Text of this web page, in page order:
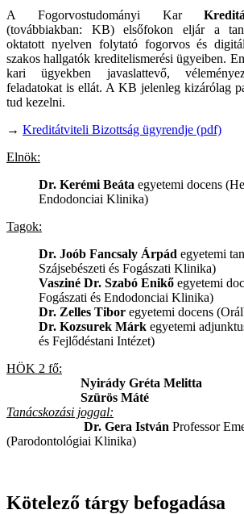
A Fogorvostudományi Kar
(továbbiakban: KB) elsőfokon eljár a
oktatott nyelven folytató fogorvos és
szakos hallgatók kreditelismerési ügyeiben.
kari ügyekben javaslattevő,
feladatokat is ellát. A KB jelenleg kizárólag
tud kezelni.
→ Kreditátviteli Bizottság ügyrendje (pdf)
Elnök:
Dr. Kerémi Beáta egyetemi docens
Endodonciai Klinika)
Tagok:
Dr. Joób Fancsaly Árpád egyetemi
Szájsebészeti és Fogászati Klinika)
Vasziné Dr. Szabó Enikő egyetemi
Fogászati és Endodonciai Klinika)
Dr. Zelles Tibor egyetemi docens
Dr. Kozsurek Márk egyetemi
és Fejlődéstani Intézet)
HÖK 2 fő:
Nyirády Gréta Melitta
Szürös Máté
Tanácskozási joggal:
Dr. Gera István Professor
(Parodontológiai Klinika)
Kötelező tárgy befogadása